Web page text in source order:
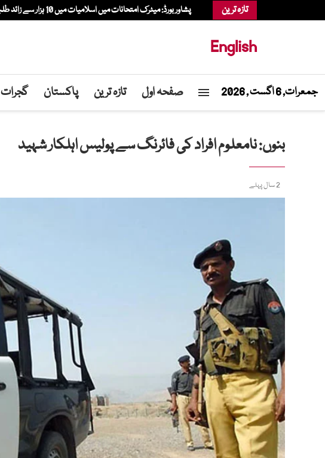
تازہ ترین پشاور بورڈ: میٹرک امتحانات میں اسلامیات میں 10 ہزار سے زائد طلبہ ناکام
English
جمعرات, 6 اگست , 2026 صفحہ اول تازہ ترین پاکستان گجرات
بنوں: نامعلوم افراد کی فائرنگ سے پولیس اہلکار شہید
2 سال پہلے